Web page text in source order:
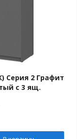
Серия 2 Графит
с 3 ящ.